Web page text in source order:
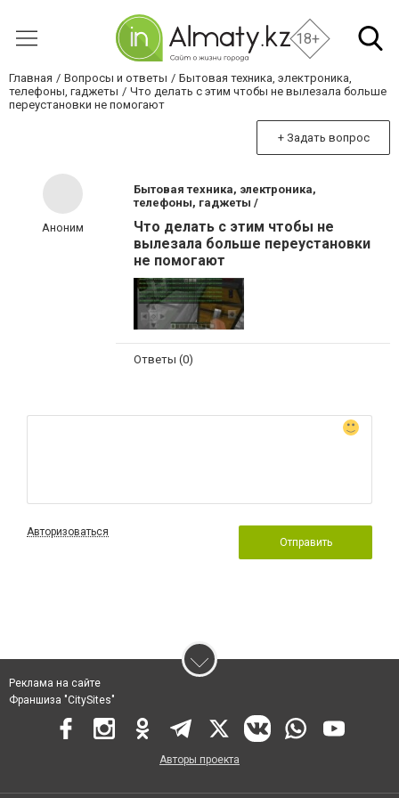
18+
Главная Вопросы и ответы
Бытовая техника, электроника,
телефоны, гаджеты
Что делать с этим чтобы не вылезала больше
переустановки не помогают
+ Задать вопрос
Аноним
Бытовая техника, электроника,
телефоны, гаджеты /
Что делать с этим чтобы не
вылезала больше переустановки
не помогают
Ответы (0)
Авторизоваться
Отправить
Реклама на сайте
Франшиза "CitySites"
Авторы проекта